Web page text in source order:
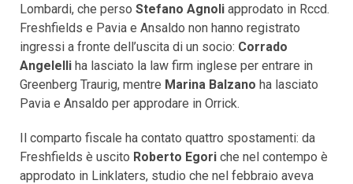
Lombardi, che perso Stefano Agnoli approdato in Rccd.
Freshfields e Pavia e Ansaldo non hanno registrato
ingressi a fronte dell’uscita di un socio: Corrado
Angelelli ha lasciato la law firm inglese per entrare in
Greenberg Traurig, mentre Marina Balzano ha lasciato
Pavia e Ansaldo per approdare in Orrick.
Il comparto fiscale ha contato quattro spostamenti: da
Freshfields è uscito Roberto Egori che nel contempo è
approdato in Linklaters, studio che nel febbraio aveva